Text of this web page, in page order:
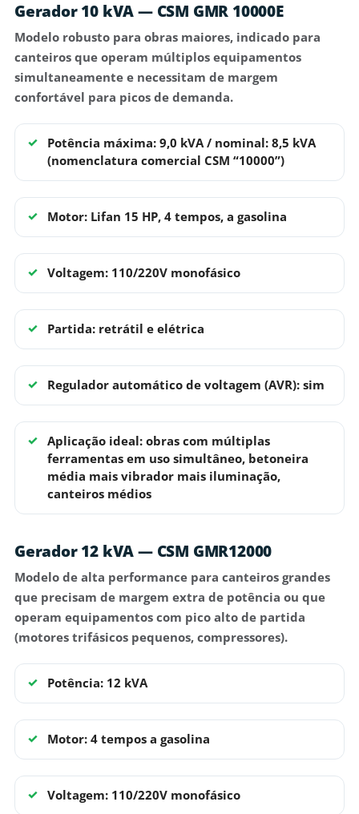
Gerador 10 kVA — CSM GMR 10000E
Modelo robusto para obras maiores, indicado para
canteiros que operam múltiplos equipamentos
simultaneamente e necessitam de margem
confortável para picos de demanda.
Potência máxima: 9,0 kVA / nominal: 8,5 kVA
(nomenclatura comercial CSM “10000”)
Motor: Lifan 15 HP, 4 tempos, a gasolina
Voltagem: 110/220V monofásico
Partida: retrátil e elétrica
Regulador automático de voltagem (AVR): sim
Aplicação ideal: obras com múltiplas
ferramentas em uso simultâneo, betoneira
média mais vibrador mais iluminação,
canteiros médios
Gerador 12 kVA — CSM GMR12000
Modelo de alta performance para canteiros grandes
que precisam de margem extra de potência ou que
operam equipamentos com pico alto de partida
(motores trifásicos pequenos, compressores).
Potência: 12 kVA
Motor: 4 tempos a gasolina
Voltagem: 110/220V monofásico